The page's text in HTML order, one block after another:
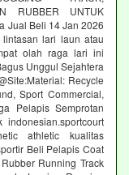
RUBBER UNTUK
Jual Beli 14 Jan 2026
lari laun atau
olah raga lari ini
Unggul Sejahtera
Recycle
Sport Commercial,
Pelapis Semprotan
athletic kualitas
Beli Pelapis Coat
Running Track